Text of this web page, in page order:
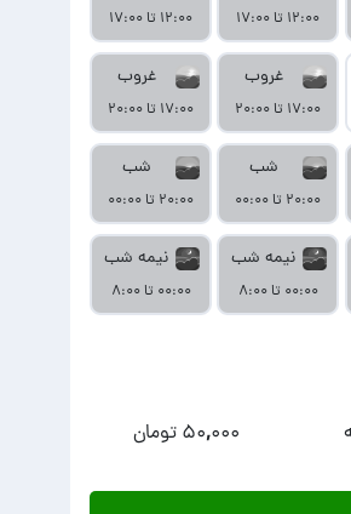
۱۲:۰۰ تا ۱۷:۰۰
غروب
۱۷:۰۰ تا ۲۰:۰۰
شب
۲۰:۰۰ تا ۰۰:۰۰
نیمه شب
۰۰:۰۰ تا ۸:۰۰
۱۲:۰۰ تا ۱۷:۰۰
غروب
۱۷:۰۰ تا ۲۰:۰۰
شب
۲۰:۰۰ تا ۰۰:۰۰
نیمه شب
۰۰:۰۰ تا ۸:۰۰
۵۰,۰۰۰ تومان